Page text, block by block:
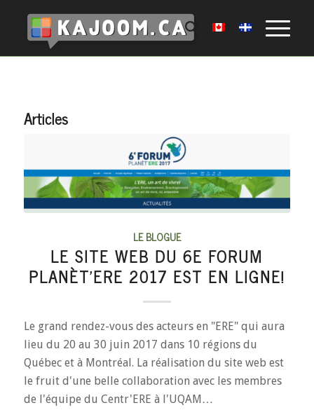
Articles
LE BLOGUE
LE SITE WEB DU 6E FORUM
PLANÈT’ERE 2017 EST EN LIGNE!
Le grand rendez-vous des acteurs en "ERE" qui aura
lieu du 20 au 30 juin 2017 dans 10 régions du
Québec et à Montréal. La réalisation du site web est
le fruit d'une belle collaboration avec les membres
de l'équipe du Centr'ERE à l'UQAM…